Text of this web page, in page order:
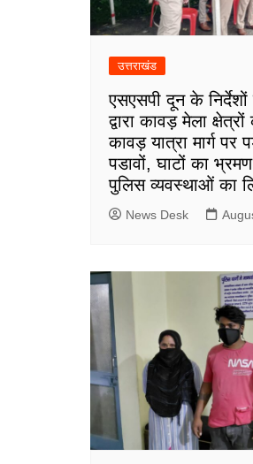
उत्तराखंड
एसएसपी दून के
द्वारा कावड़ मेला
कावड़ यात्रा मार्ग पर
पडावों, घाटों का
पुलिस व्यवस्थाओं का
News Desk